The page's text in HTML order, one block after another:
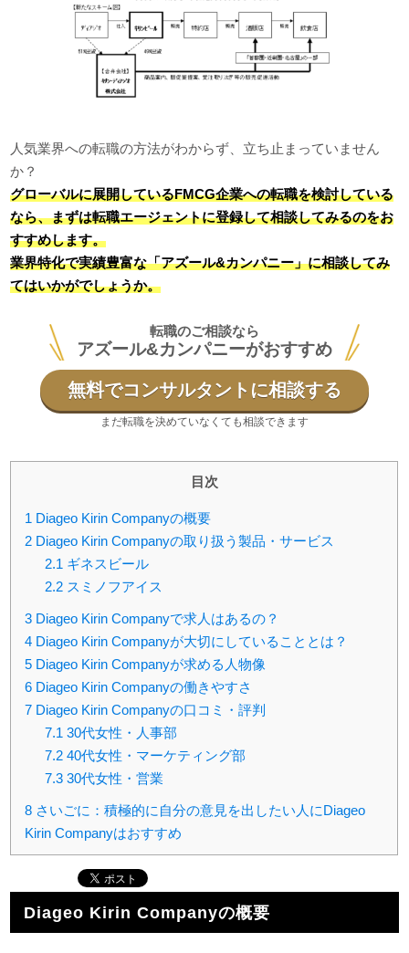
人気業界への転職の方法がわからず、立ち止まっていません
か？
グローバルに展開しているFMCG企業への転職を検討している
なら、まずは転職エージェントに登録して相談してみるのをお
すすめします。
業界特化で実績豊富な「アズール&カンパニー」に相談してみ
てはいかがでしょうか。
転職のご相談なら
アズール&カンパニーがおすすめ
無料でコンサルタントに相談する
まだ転職を決めていなくても相談できます
目次
1 Diageo Kirin Companyの概要
2 Diageo Kirin Companyの取り扱う製品・サービス
2.1 ギネスビール
2.2 スミノフアイス
3 Diageo Kirin Companyで求人はあるの？
4 Diageo Kirin Companyが大切にしていることとは？
5 Diageo Kirin Companyが求める人物像
6 Diageo Kirin Companyの働きやすさ
7 Diageo Kirin Companyの口コミ・評判
7.1 30代女性・人事部
7.2 40代女性・マーケティング部
7.3 30代女性・営業
8 さいごに：積極的に自分の意見を出したい人にDiageo
Kirin Companyはおすすめ
Diageo Kirin Companyの概要